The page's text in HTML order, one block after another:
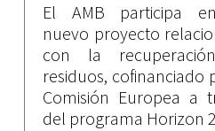
El AMB participa
nuevo proyecto
con la
residuos, cofinanciado
Comisión Europea a
del programa Horizon